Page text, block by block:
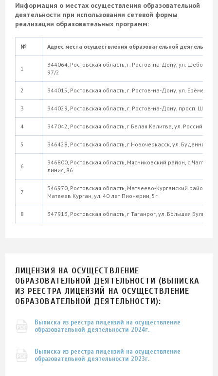
Информация о местах осуществления образовательной
деятельности при использовании сетевой формы
реализации образовательных программ:
№ Адрес места осуществления образовательной
1
344064, Ростовская область, г. Ростов-на-Дону, ул.
97/2
2 344015, Ростовская область, г. Ростов-на-Дону, ул. Ерёменко,
3 344029, Ростовская область, г. Ростов-на-Дону, просп.
4 347042, Ростовская область, г Белая Калитва, ул. Российская,
5 346428, Ростовская область, г Новочеркасск, ул.
6
346800, Ростовская область, Мясниковский район, с Чалтырь,
линия, 86
7
346970, Ростовская область, Матвеево-Курганский район, п.
Матвеев Курган, ул. 40 лет Пионерии, 5г
8 347913, Ростовская область, г Таганрог, ул. Большая
ЛИЦЕНЗИЯ НА ОСУЩЕСТВЛЕНИЕ
ОБРАЗОВАТЕЛЬНОЙ ДЕЯТЕЛЬНОСТИ (ВЫПИСКА
ИЗ РЕЕСТРА ЛИЦЕНЗИЙ НА ОСУЩЕСТВЛЕНИЕ
ОБРАЗОВАТЕЛЬНОЙ ДЕЯТЕЛЬНОСТИ):
Выписка из реестра лицензий на осуществление
образовательной деятельности 2024г.
Выписка из реестра лицензий на осуществление
образовательной деятельности 2023г.